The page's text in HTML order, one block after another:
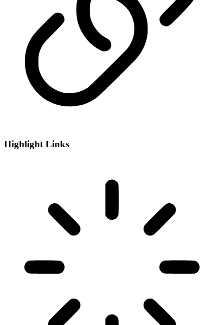
Highlight Links